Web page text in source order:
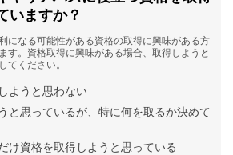
いますか？
になる可能性がある資格の取得に興味がある方
す。資格取得に興味がある場合、取得しようと
てください。
ようと思わない
と思っているが、特に何を取るか決めて
け資格を取得しようと思っている